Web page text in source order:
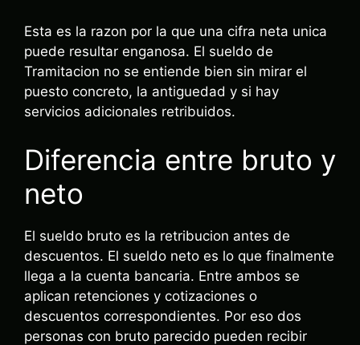
Esta es la razon por la que una cifra neta unica
puede resultar enganosa. El sueldo de
Tramitacion no se entiende bien sin mirar el
puesto concreto, la antiguedad y si hay
servicios adicionales retribuidos.
Diferencia entre bruto y
neto
El sueldo bruto es la retribucion antes de
descuentos. El sueldo neto es lo que finalmente
llega a la cuenta bancaria. Entre ambos se
aplican retenciones y cotizaciones o
descuentos correspondientes. Por eso dos
personas con bruto parecido pueden recibir